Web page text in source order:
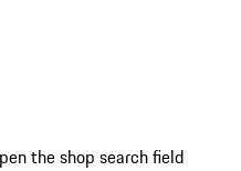
the shop search field